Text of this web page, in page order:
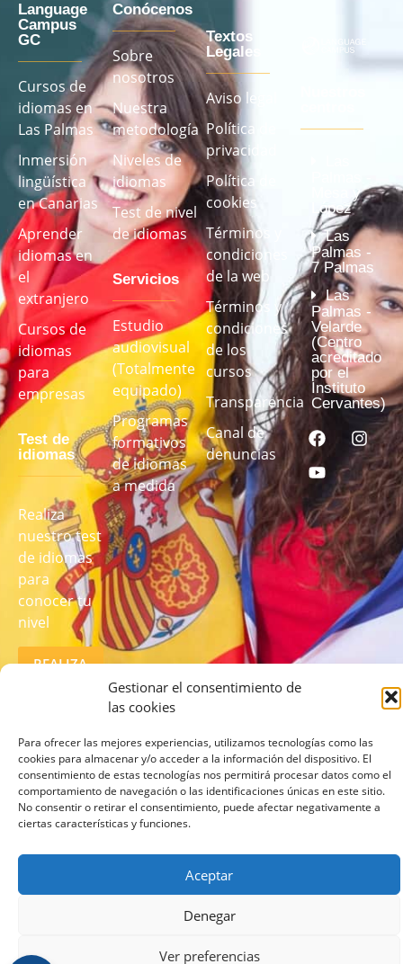
Gestionar el consentimiento de
las cookies
Para ofrecer las mejores experiencias, utilizamos tecnologías como las
cookies para almacenar y/o acceder a la información del dispositivo. El
consentimiento de estas tecnologías nos permitirá procesar datos como el
comportamiento de navegación o las identificaciones únicas en este sitio.
No consentir o retirar el consentimiento, puede afectar negativamente a
ciertas características y funciones.
Aceptar
Denegar
Ver preferencias
Language
Campus
GC
Cursos de
idiomas en
Las Palmas
Inmersión
lingüística
en Canarias
Aprender
idiomas en
el
extranjero
Cursos de
idiomas
para
empresas
Test de
idiomas
Realiza
nuestro test
de idiomas
para
conocer tu
nivel
REALIZA
Conócenos
Sobre
nosotros
Nuestra
metodología
Niveles de
idiomas
Test de nivel
de idiomas
Servicios
Estudio
audiovisual
(Totalmente
equipado)
Programas
formativos
de idiomas
a medida
Textos
Legales
Aviso legal
Política de
privacidad
Política de
cookies
Términos y
condiciones
de la web
Términos y
condiciones
de los
cursos
Transparencia
Canal de
denuncias
Mesa y
López
Las
Palmas -
7 Palmas
Las
Palmas -
Velarde
(Centro
acreditado
por el
Instituto
Cervantes)
© 2026 lcampus.co Todos los derechos reservados.